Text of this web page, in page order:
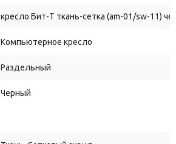
кресло Бит-T ткань-сетка (am-01/sw-11)
Компьютерное кресло
Раздельный
Черный